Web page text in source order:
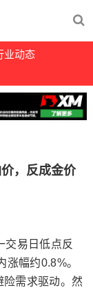
业动态
，反成金价
交易日低点反
幅约0.8%。
险需求驱动。然